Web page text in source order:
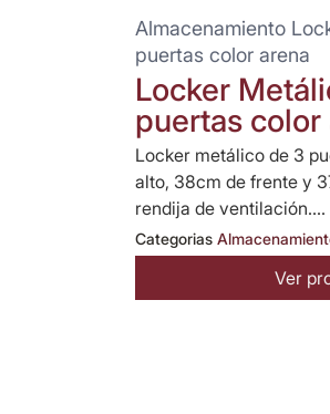
Almacenamiento
puertas color arena
Locker
puertas color
Locker metálico de 3
alto, 38cm de frente y
rendija de ventilación....
Categorias
Ver